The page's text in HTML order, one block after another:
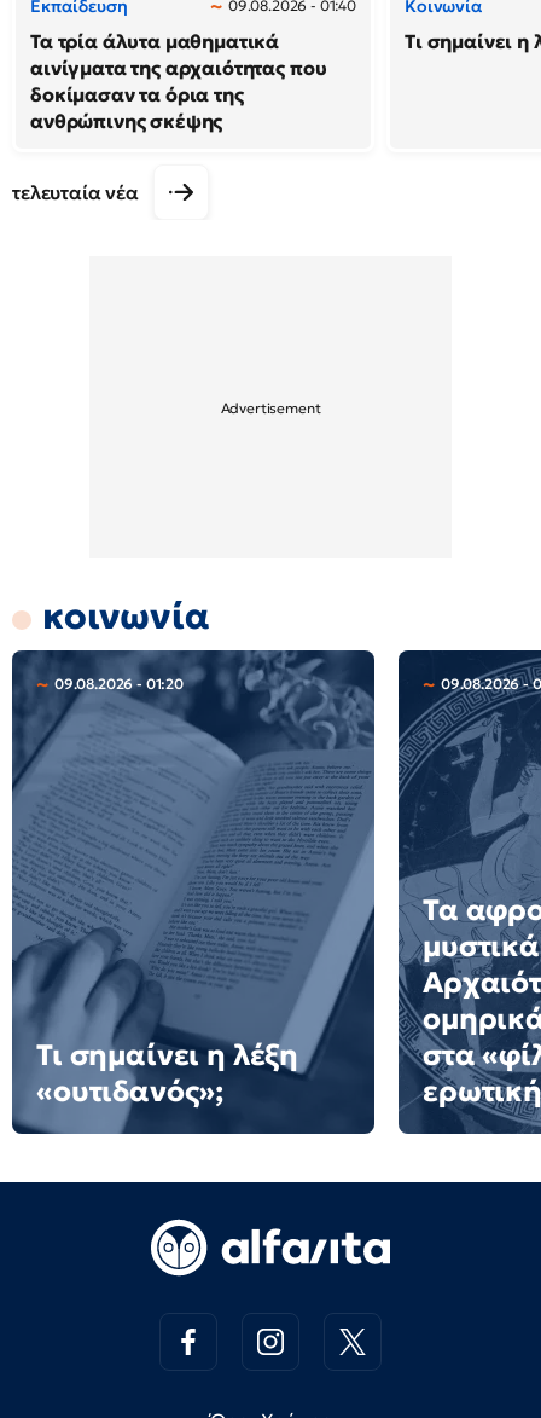
Εκπαίδευση 09.08.2026 - 01:40
Τα τρία άλυτα μαθηματικά
αινίγματα της αρχαιότητας που
δοκίμασαν τα όρια της
ανθρώπινης σκέψης
Κοινωνία
Τι σημαίνει η
τελευταία νέα
κοινωνία
09.08.2026 - 01:20
Τι σημαίνει η λέξη
«ουτιδανός»;
09.08.2026 -
Τα
στα